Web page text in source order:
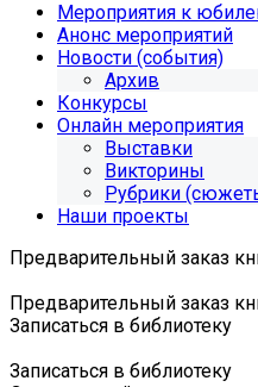
Мероприятия к
Анонс мероприятий
Новости (события)
Архив
Конкурсы
Онлайн мероприятия
Выставки
Викторины
Рубрики
Наши проекты
Предварительный заказ
Предварительный заказ
Записаться в библиотеку
Записаться в библиотеку